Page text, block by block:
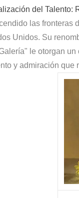
del Talento:
las fronteras
Unidos. Su
le otorgan
y admiración